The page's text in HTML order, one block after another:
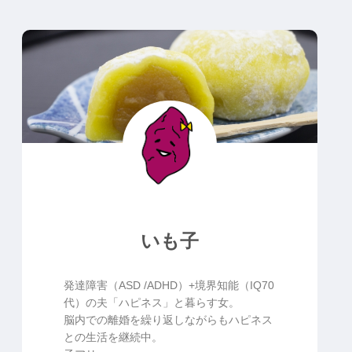
いも子
発達障害（ASD /ADHD）+境界知能（IQ70
代）の夫「ハピネス」と暮らす女。
脳内での離婚を繰り返しながらもハピネス
との生活を継続中。